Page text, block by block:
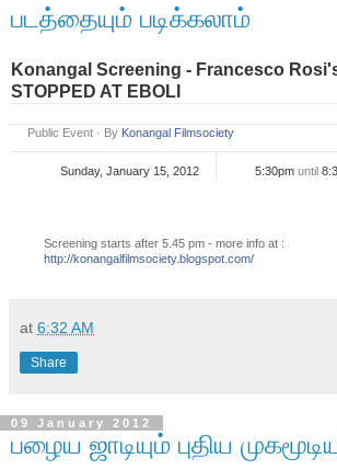
படத்தையும் படிக்கலாம்
Konangal Screening - Francesco
STOPPED AT EBOLI
Public Event · By Konangal Filmsociety
Sunday, January 15, 2012 5:30pm until
Screening starts after 5.45 pm - more info at :
http://konangalfilmsociety.blogspot.com/
at 6:32 AM
Share
09 January 2012
பழைய ஜாடியும் புதிய